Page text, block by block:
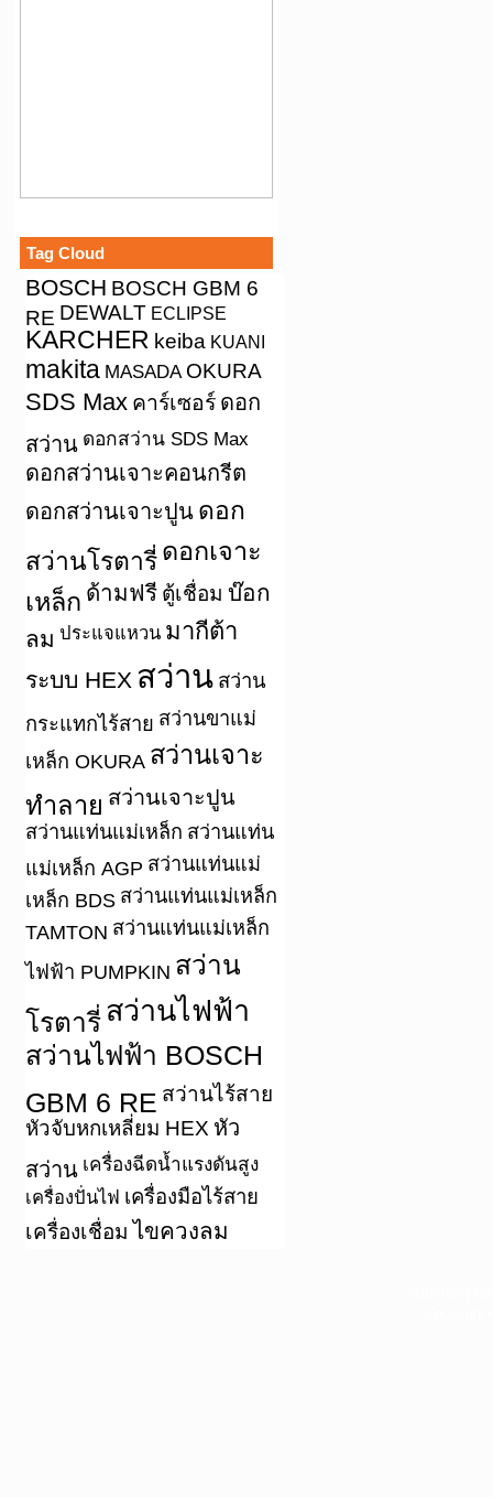
Tag Cloud
BOSCH BOSCH GBM 6
RE DEWALT ECLIPSE
KARCHER keiba KUANI
makita MASADA OKURA
SDS Max คาร์เซอร์ ดอก
สว่าน ดอกสว่าน SDS Max
ดอกสว่านเจาะคอนกรีต
ดอกสว่านเจาะปูน ดอก
สว่านโรตารี่ ดอกเจาะ
เหล็ก ด้ามฟรี ตู้เชื่อม บ๊อก
ลม ประแจแหวน มากีต้า
ระบบ HEX สว่าน สว่าน
กระแทกไร้สาย สว่านขาแม่
เหล็ก OKURA สว่านเจาะ
ทำลาย สว่านเจาะปูน
สว่านแท่นแม่เหล็ก สว่านแท่น
แม่เหล็ก AGP สว่านแท่นแม่
เหล็ก BDS สว่านแท่นแม่เหล็ก
TAMTON สว่านแท่นแม่เหล็ก
ไฟฟ้า PUMPKIN สว่าน
โรตารี่ สว่านไฟฟ้า
สว่านไฟฟ้า BOSCH
GBM 6 RE สว่านไร้สาย
หัวจับหกเหลี่ยม HEX หัว
สว่าน เครื่องฉีดน้ำแรงดันสูง
เครื่องปั่นไฟ เครื่องมือไร้สาย
เครื่องเชื่อม ไขควงลม